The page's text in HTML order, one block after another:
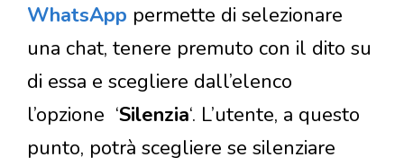
WhatsApp permette di selezionare
una chat, tenere premuto con il dito su
di essa e scegliere dall’elenco
l’opzione ‘Silenzia‘. L’utente, a questo
punto, potrà scegliere se silenziare